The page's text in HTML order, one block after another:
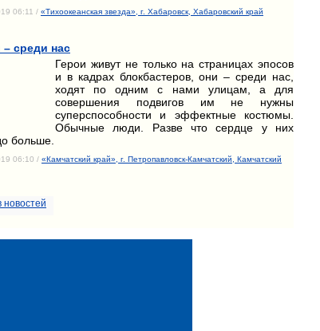
06:11 / «Тихоокеанская звезда», г. Хабаровск, Хабаровский край
– среди нас
Герои живут не только на страницах эпосов
и в кадрах блокбастеров, они – среди нас,
ходят по одним с нами улицам, а для
совершения подвигов им не нужны
суперспособности и эффектные костюмы.
Обычные люди. Разве что сердце у них
больше.
06:10 / «Камчатский край», г. Петропавловск-Камчатский, Камчатский
новостей